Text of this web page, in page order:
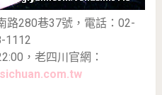
路280巷37號，電話：02-
1112
，老四川官網：